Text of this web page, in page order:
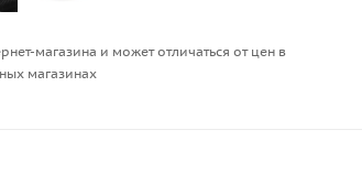
магазина и может отличаться от цен в
магазинах